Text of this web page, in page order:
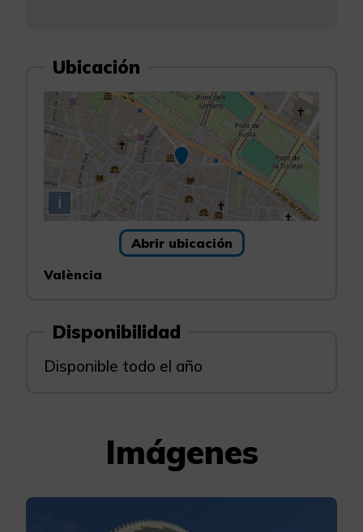
Ubicación
i
Abrir ubicación
València
Disponibilidad
Disponible todo el año
Imágenes